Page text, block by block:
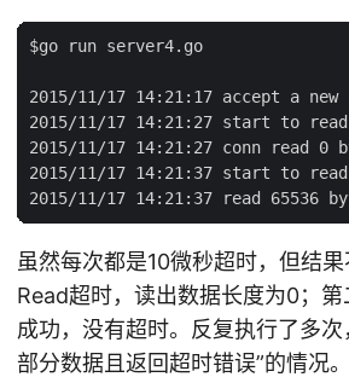
$go run server4.go
2015/11/17 14:21:17 accept a new
2015/11/17 14:21:27 start to
2015/11/17 14:21:27 conn read
2015/11/17 14:21:37 start to
虽然每次都是10微秒超时，但结
Read超时，读出数据长度为0；
成功，没有超时。反复执行了多次
部分数据且返回超时错误”的情况。